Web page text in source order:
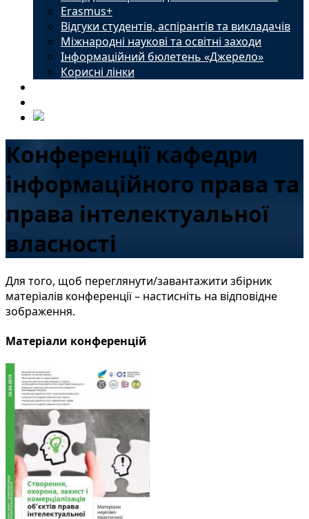
Erasmus+
Відгуки студентів, аспірантів та викладачів
Міжнародні наукові та освітні заходи
Інформаційний бюлетень «Джерело»
Корисні лінки
Конференції кафедри
інформаційного права та
права інтелектуальної
власності
Для того, щоб переглянути/завантажити збірник
матеріалів конференції – настисніть на відповідне
зображення.
Матеріали конференцій